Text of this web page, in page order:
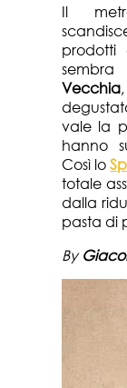
Il
prodotti
Vecchia
vale la
hanno
Così lo
totale
dalla
pasta di
By